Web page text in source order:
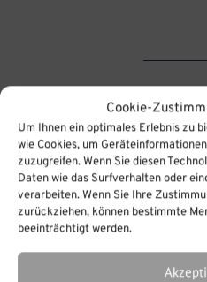
Cookie-
Um Ihnen ein optimales Erlebnis zu
wie Cookies, um
zuzugreifen. Wenn Sie diesen
Daten wie das Surfverhalten oder
verarbeiten. Wenn Sie Ihre
zurückziehen, können bestimmte
beeinträchtigt werden.
die